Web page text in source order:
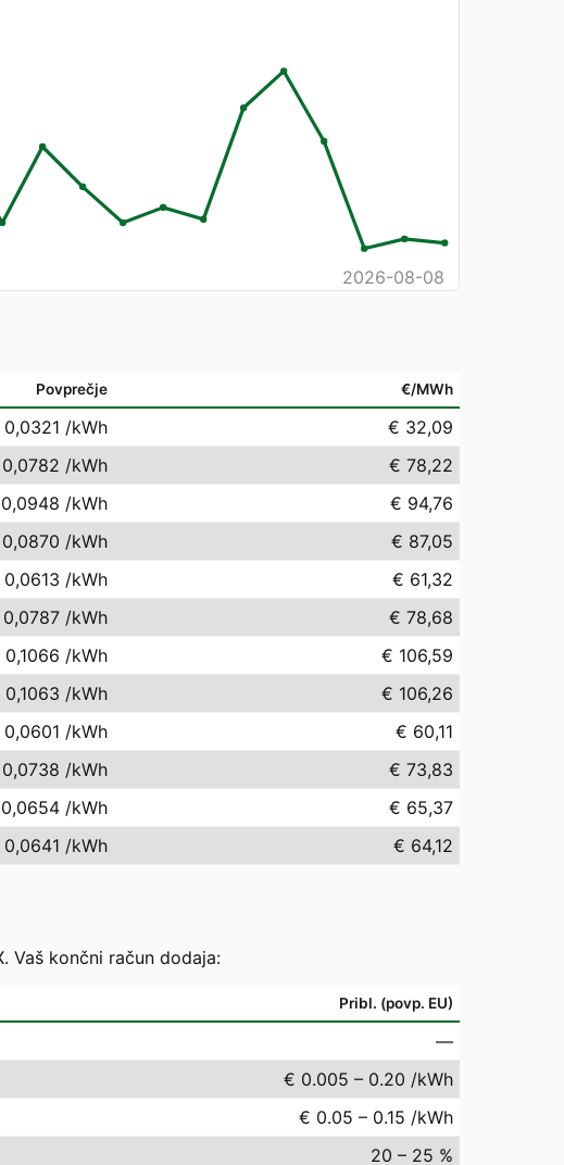
2026-08-08
Povprečje €/MWh
/kWh
€ 32,09
/kWh
€ 78,22
/kWh
€ 94,76
/kWh
€ 87,05
/kWh
€ 61,32
/kWh
€ 78,68
/kWh
€ 106,59
/kWh
€ 106,26
/kWh
€ 60,11
/kWh
€ 73,83
/kWh
€ 65,37
/kWh € 64,12
Vaš končni račun dodaja:
Pribl. (povp. EU)
—
€ 0.005 – 0.20 /kWh
€ 0.05 – 0.15 /kWh
20 – 25 %